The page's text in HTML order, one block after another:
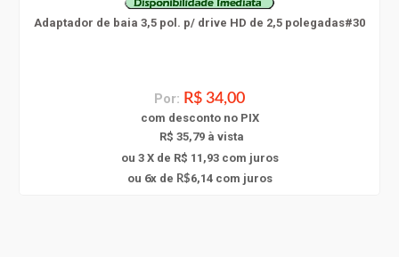
Adaptador de baia 3,5 pol. p/ drive HD de 2,5 polegadas#30
Por: R$ 34,00
com desconto no PIX
R$ 35,79 à vista
ou 3 X de R$ 11,93com juros
ou 6x de R$6,14com juros